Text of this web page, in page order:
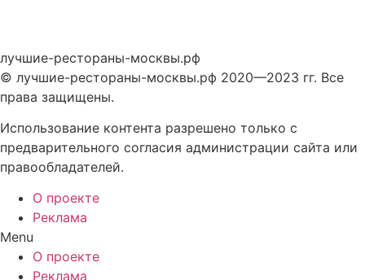
лучшие-рестораны-москвы.рф
© лучшие-рестораны-москвы.рф 2020—2023 гг. Все
права защищены.
Использование контента разрешено только с
предварительного согласия администрации сайта или
правообладателей.
О проекте
Реклама
Menu
О проекте
Реклама